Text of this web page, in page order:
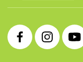
360°
Facebook
Fanpage
360°
Praxis